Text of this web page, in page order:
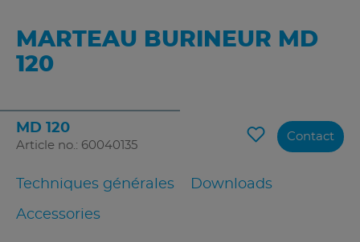
MARTEAU BURINEUR MD
120
MD 120
Article no.: 60040135
Techniques générales Downloads
Accessories
Contact